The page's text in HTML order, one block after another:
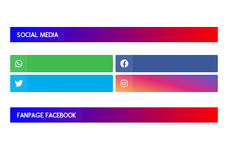
SOCIAL MEDIA
FANPAGE FACEBOOK